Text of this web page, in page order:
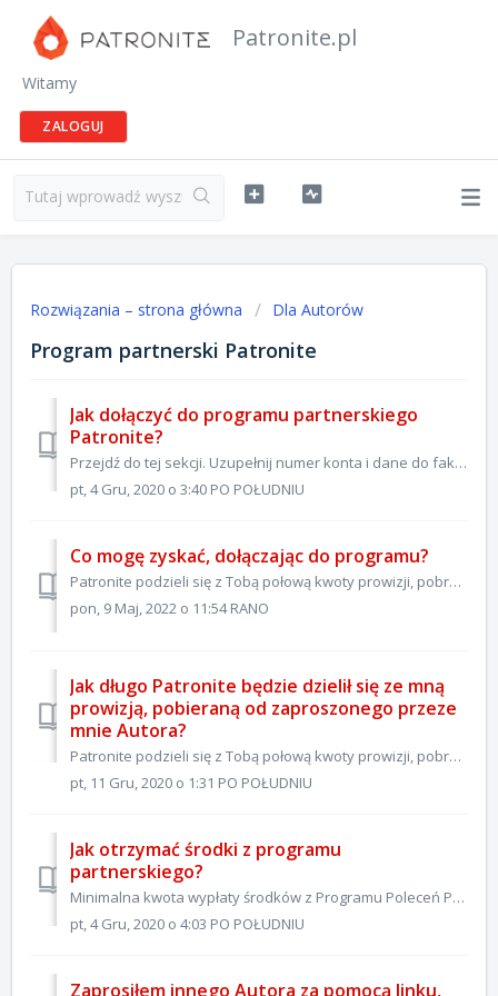
Patronite.pl
Witamy
ZALOGUJ
Rozwiązania – strona główna Dla Autorów
Program partnerski Patronite
Jak dołączyć do programu partnerskiego
Patronite?
Przejdź do tej sekcji. Uzupełnij numer konta i dane do faktury (w pierwszej fazie programu mogą uczestniczyć jedynie Autorzy, rozliczający się przez firmę...
pt, 4 Gru, 2020 o 3:40 PO POŁUDNIU
Co mogę zyskać, dołączając do programu?
Patronite podzieli się z Tobą połową kwoty prowizji, pobranej od każdego Patrona, wspierającego zaproszonego przez Ciebie Twórcę przez okres 6 miesięcy od s...
pon, 9 Maj, 2022 o 11:54 RANO
Jak długo Patronite będzie dzielił się ze mną
prowizją, pobieraną od zaproszonego przeze
mnie Autora?
Patronite podzieli się z Tobą połową kwoty prowizji, pobranej od każdego Patrona, wspierającego zaproszonego przez Ciebie Twórcę przez okres 6 miesięcy od s...
pt, 11 Gru, 2020 o 1:31 PO POŁUDNIU
Jak otrzymać środki z programu
partnerskiego?
Minimalna kwota wypłaty środków z Programu Poleceń Patronite to 1 zł. Wypłaty realizowane są 15 dnia każdego miesiąca. Uwaga! Pamiętaj, że na razie do prog...
pt, 4 Gru, 2020 o 4:03 PO POŁUDNIU
Zaprosiłem innego Autora za pomocą linku,